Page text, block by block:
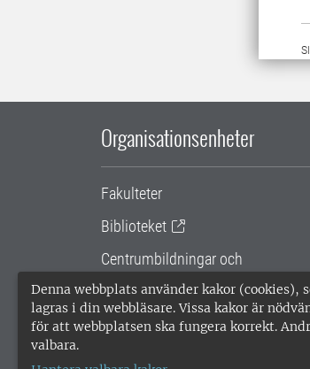
Denna webbplats använder kakor (cookies),
lagras i din webbläsare. Vissa kakor är
för att webbplatsen ska fungera korrekt.
valbara.
Organisationsenheter
Fakulteter
Biblioteket
Centrumbildningar och
samarbetsprojekt
Gemensamma